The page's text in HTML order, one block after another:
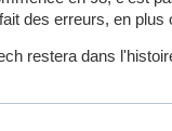
des erreurs, en
restera dans